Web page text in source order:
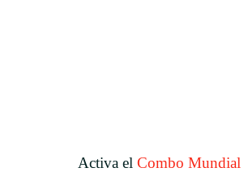
Activa el Combo Mundial